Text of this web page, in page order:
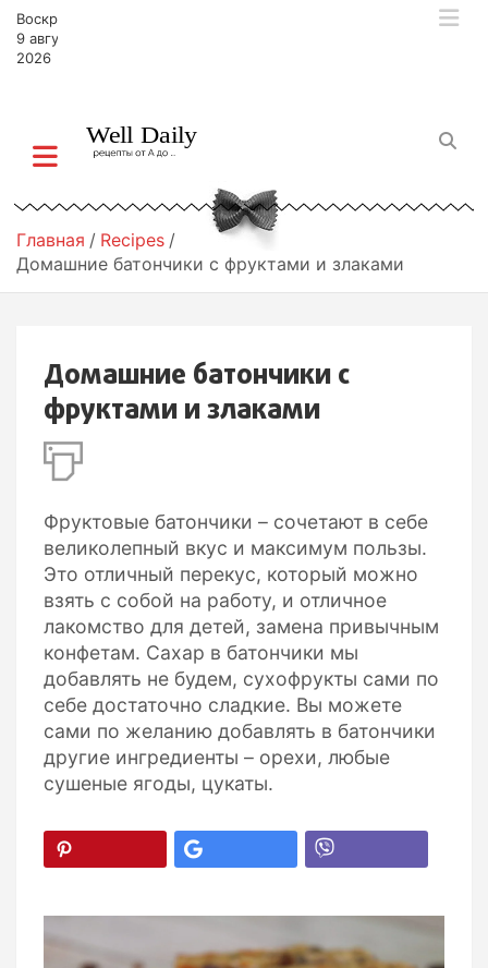
Воскресенье,
9 августа,
2026
Главная
Recipes
Домашние батончики с фруктами и злаками
Домашние батончики с
фруктами и злаками
Фруктовые батончики – сочетают в себе
великолепный вкус и максимум пользы.
Это отличный перекус, который можно
взять с собой на работу, и отличное
лакомство для детей, замена привычным
конфетам. Сахар в батончики мы
добавлять не будем, сухофрукты сами по
себе достаточно сладкие. Вы можете
сами по желанию добавлять в батончики
другие ингредиенты – орехи, любые
сушеные ягоды, цукаты.